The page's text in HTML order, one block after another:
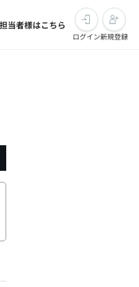
当者様はこちら
ログイン新規登録